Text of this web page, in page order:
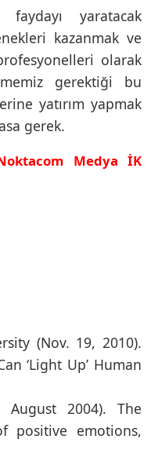
yaratacak
kazanmak ve
olarak
gerektiği bu
yatırım yapmak
gerek.
Medya İK
(Nov. 19, 2010).
‘Light Up’ Human
August 2004). The
positive emotions,